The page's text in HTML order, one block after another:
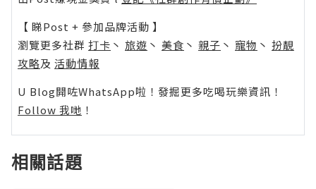
【 睇Post + 參加品牌活動 】
瀏覽更多社群 打卡 丶 旅遊 丶 美食 丶 親子 丶 寵物 丶 扮靚
攻略及 活動情報
U Blog開咗WhatsApp啦！發掘更多吃喝玩樂資訊！
Follow 我哋 ！
相關話題